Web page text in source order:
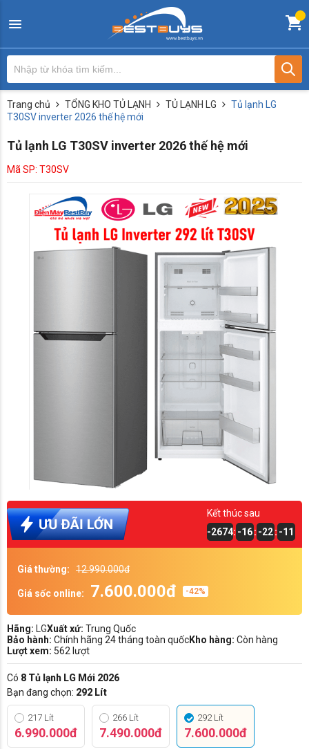
Trang chủ TỔNG KHO TỦ LẠNH TỦ LẠNH LG
Tủ lạnh LG
T30SV inverter 2026 thế hệ mới
Tủ lạnh LG T30SV inverter 2026 thế hệ mới
Mã SP: T30SV
Kết thúc sau
-2674: -16: -22: -12
Giá thường: 12.990.000đ
Giá sốc online: 7.600.000đ -42%
Hãng: LGXuất xứ: Trung Quốc
Bảo hành: Chính hãng 24 tháng toàn quốcKho hàng: Còn hàng
Lượt xem: 562 lượt
Có 8 Tủ lạnh LG Mới 2026
Bạn đang chọn: 292 Lít
217 Lít
6.990.000đ
266 Lít
7.490.000đ
292 Lít
7.600.000đ